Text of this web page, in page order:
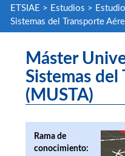
ETSIAE > Estudios >
Sistemas del Transporte
Máster
Sistemas del
(MUSTA)
Rama de
conocimiento: